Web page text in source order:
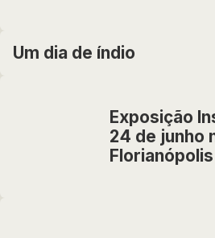
Um dia de índio
Exposição
24 de junho
Florianópolis